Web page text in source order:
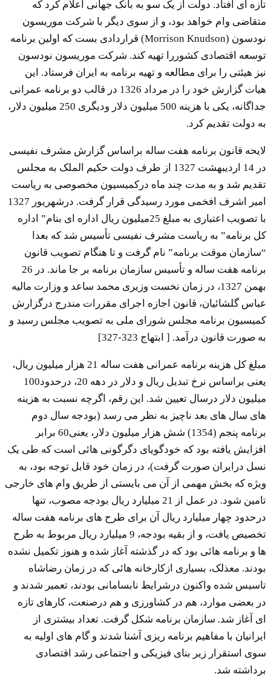
تازه ای افتاد. دولت از یک سو به بانک جهانی اعلام کرد که
متقاضی وام خواهد بود، و از سوی دیگر با شرکت موریسون
نودسون (Morrison Knudson) قراردادی بست که اولین برنامه
توسعه اقتصادی کشوررا تهیه کند. شرکت موریسون نودسون
نیز هیئتی را برای مطالعه و تهیه برنامه به ایران فرستاد. این
هیات گزارش خود را در مرداد 1326 در قالب دو برنامه عمرانی
جداگانه، یکی با هزینه 500 میلیون دلار ودیگری 250 میلیون دلار،
به دولت تقدیم کرد.
لایحه قانون برنامه هفت ساله براساس گزارش مشرف نفیسی
در 14 اردیبهشت 1327 از طرف دولت حکیم الملک به مجلس
تقدیم شد و به مدت چند ماه درکمیسیون مخصوصی به ریاست
امیر اشرف افخمی مورد رسیدگی قرار گرفت. درشهریور 1327
با تصویب اعتباری به مبلغ 25میلیون ریال اداره ای بنام” اداره
کل برنامه” به ریاست مشرف نفیسی تأسیس شد که بعدا
“سازمان موقت برنامه” نام گرفت و تا هنگام تصویب قانون
برنامه هفت ساله و تأسیس سازمان برنامه بر جا ماند. در 26
بهمن 1327، در زمان نخست وزیری محمد ساعد و وزارت مالیه
عباس گلشائیان، قانون اجازه اجرای مقررات مندرج درگزارش
کمیسیون برنامه مجلس شورای ملی به تصویب مجلس رسید و
به صورت قانون درآمد. [ ابتهاج 323-327]
مبلغ کل هزینه برنامه عمرانی هفت ساله 21 هزار میلیون ریال،
یعنی براساس نرخ تبدیل ریال و دلار در دهه 20، درحدود100
میلیون دلار درسال تعیین شد. این رقم، اگرچه نسبت به هزینه
های سال های بعد ناچیز به نظر می رسد (بودجه سال دوم
برنامه پنجم (1354) شش هزار میلیون دلار، یعنی60 برابر
افزایش یافته بود که خودگویای دگرگونی هائی است که طی یک
نسل درایران صورت گرفت)، در زمان خود قابل توجه بود، به
ویژه که بخش مهمی از آن می بایستی از طریق وام های خارجی
تامین شود. در عمل از 21 میلیارد ریال بودجه مصوب، تنها
درحدود چهار میلیارد ریال آن برای طرح های برنامه هفت ساله
تخصیص یافت، و از بقیه بودجه، 9 میلیارد ریال مربوط به طرح
ها و برنامه هائی بود که در گذشته آغاز شده و هنوز تکمیل نشده
بودند. معذلک، بسیاری ازکارخانه هائی که در زمان رضاشاه
تاسیس شده واکنون درشرایط نابسامانی بودند، تعمیر شدند و
در بعضی موارد، هم در کشاورزی و هم درصنعت، کارهای تازه
ای آغاز شد. سازمان برنامه شکل گرفت. تعداد بیشتری از
ایرانیان با مفاهیم برنامه ریزی آشنا شدند و گام های اولیه به
سوی استقرار زیر بنای فیزیکی و اجتماعی رشد اقتصادی
برداشته شد.